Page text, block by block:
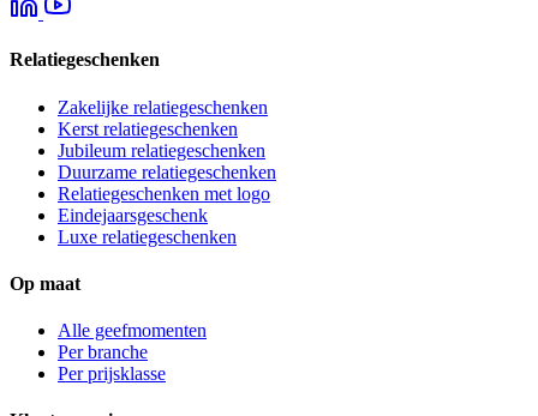
Relatiegeschenken
Zakelijke relatiegeschenken
Kerst relatiegeschenken
Jubileum relatiegeschenken
Duurzame relatiegeschenken
Relatiegeschenken met logo
Eindejaarsgeschenk
Luxe relatiegeschenken
Op maat
Alle geefmomenten
Per branche
Per prijsklasse